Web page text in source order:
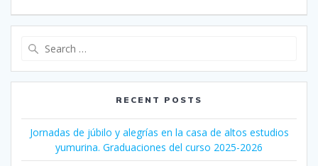
RECENT POSTS
Jornadas de júbilo y alegrías en la casa de altos estudios
yumurina. Graduaciones del curso 2025-2026